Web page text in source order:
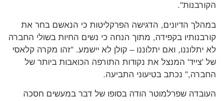
הקורבנות".
במהלך הדיונים, הדגישה הפרקליטות כי הנאשם בחר את
קורבנותיו בקפידה, מתוך הנחה כי נשים החיות בשולי החברה
לא יתלוננו, ואם יתלוננו – קולן לא יישמע. "זהו מקרה קלאסי
של 'צייד' המנצל את נקודות התורפה הכואבות ביותר של
החברה," נכתב בטיעוני התביעה.
העובדה שפרלמוטר הודה בסופו של דבר במעשים חסכה